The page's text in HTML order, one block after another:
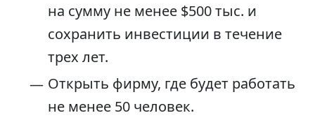
на сумму не менее $500 тыс. и
сохранить инвестиции в течение
трех лет.
Открыть фирму, где будет работать
не менее 50 человек.